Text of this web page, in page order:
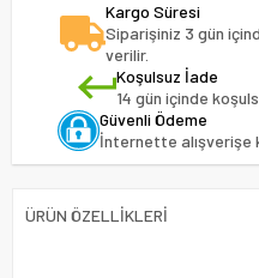
Kargo Süresi
Siparişiniz 3 gün
verilir.
Koşulsuz İade
14 gün içinde
Güvenli Ödeme
İnternette alışverişe
ÜRÜN ÖZELLIKLERI